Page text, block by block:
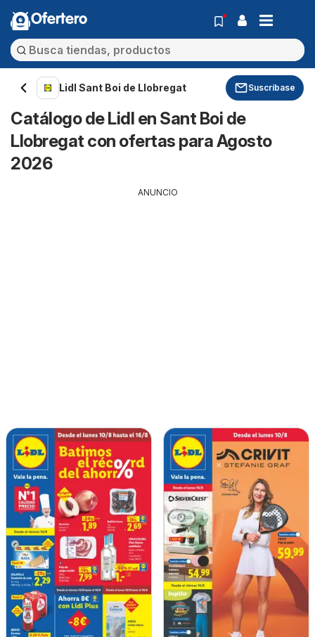
Ofertero
Lidl Sant Boi de Llobregat Suscríbase
Catálogo de Lidl en Sant Boi de
Llobregat con ofertas para Agosto
2026
ANUNCIO